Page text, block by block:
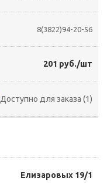
8(3822)94-20-56
201 руб./шт
Доступно для заказа (1)
Елизаровых 19/1